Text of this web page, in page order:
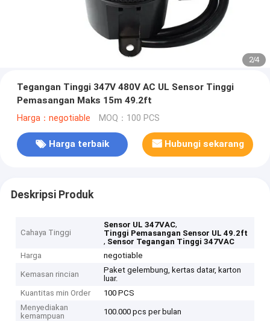
2/4
Tegangan Tinggi 347V 480V AC UL Sensor Tinggi
Pemasangan Maks 15m 49.2ft
Harga：negotiable MOQ：100 PCS
Harga terbaik Hubungi sekarang
Deskripsi Produk
Cahaya Tinggi
Sensor UL 347VAC,
Tinggi Pemasangan Sensor UL 49.2ft
, Sensor Tegangan Tinggi 347VAC
Harga
negotiable
Kemasan rincian
Paket gelembung, kertas datar, karton
luar.
Kuantitas min Order
100 PCS
Menyediakan
kemampuan
100.000 pcs per bulan